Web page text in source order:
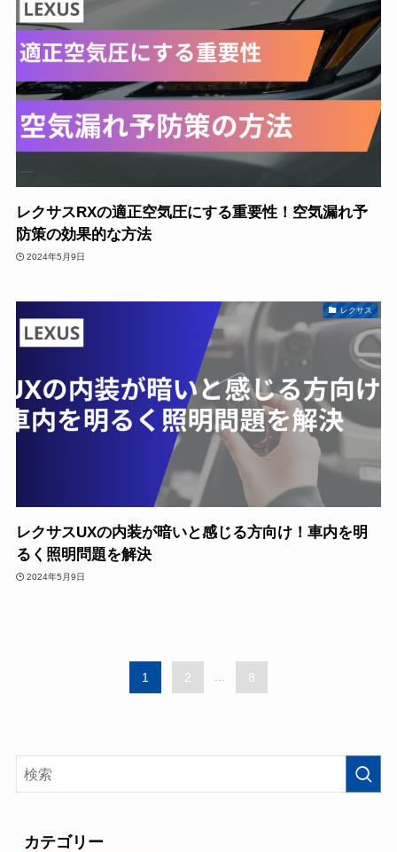
レクサスRXの適正空気圧にする重要性！空気漏れ予
防策の効果的な方法
2024年5月9日
レクサス
レクサスUXの内装が暗いと感じる方向け！車内を明
るく照明問題を解決
2024年5月9日
1 2 8
カテゴリー